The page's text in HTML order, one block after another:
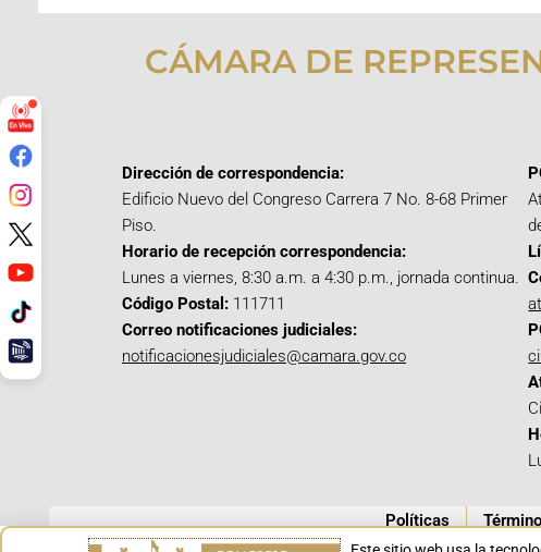
CÁMARA DE
Dirección de correspondencia:
Edificio Nuevo del Congreso Carrera 7 No. 8-68 Primer
Piso.
Horario de recepción correspondencia:
Lunes a viernes, 8:30 a.m. a 4:30 p.m., jornada continua.
Código Postal: 111711
Correo notificaciones judiciales:
notificacionesjudiciales@camara.gov.co
Políticas